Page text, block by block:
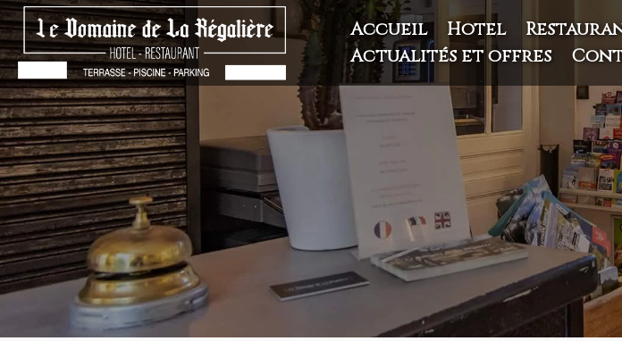
Accueil Hôtel
Actualités et offres